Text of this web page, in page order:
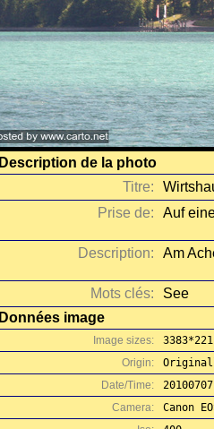
Description de la photo
Titre:
Prise de:
Auf
Description: Am
Mots clés:
See
Données image
Image sizes:
Origin:
Date/Time:
Camera:
Canon